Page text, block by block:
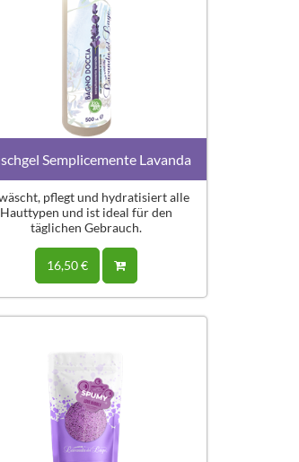
Semplicemente Lavanda
pflegt und hydratisiert alle
Hauttypen und ist ideal für den
täglichen Gebrauch.
16,50 €